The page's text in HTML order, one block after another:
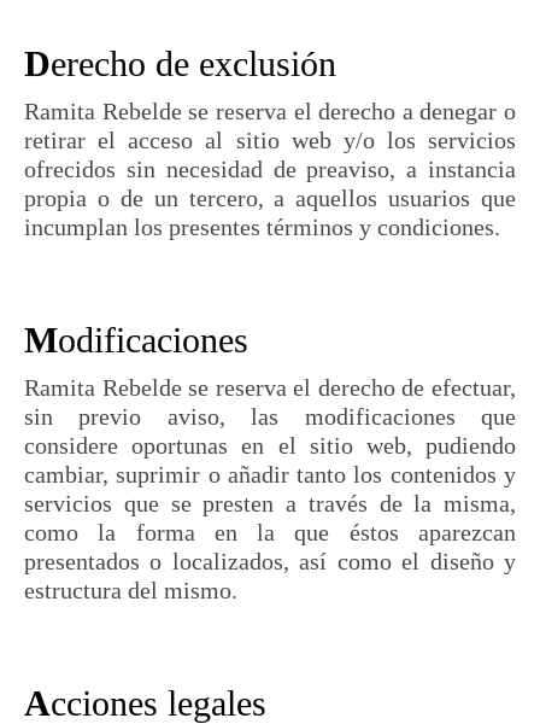
Derecho de exclusión
Ramita Rebelde se reserva el derecho a denegar o
retirar el acceso al sitio web y/o los servicios
ofrecidos sin necesidad de preaviso, a instancia
propia o de un tercero, a aquellos usuarios que
incumplan los presentes términos y condiciones.
Modificaciones
Ramita Rebelde se reserva el derecho de efectuar,
sin previo aviso, las modificaciones que
considere oportunas en el sitio web, pudiendo
cambiar, suprimir o añadir tanto los contenidos y
servicios que se presten a través de la misma,
como la forma en la que éstos aparezcan
presentados o localizados, así como el diseño y
estructura del mismo.
Acciones legales